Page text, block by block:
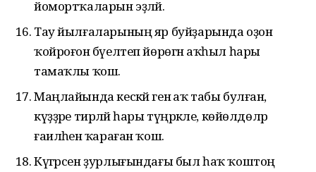
йомортҡаларын эҙләй.
Тау йылғаларының яр буйҙарында оҙон
ҡойроғон бәүелтеп йөрөгән аҡһыл һары
тамаҡлы ҡош.
Маңлайында кескәй генә аҡ табы булған,
күҙҙәре тирәләй һары түңәрәкле, көйөлдөләр
ғаиләһенә ҡараған ҡош.
Күгәрсен ҙурлығындағы был һаҡ ҡоштоң